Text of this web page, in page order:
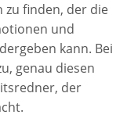
finden, der die
und
kann. Bei
genau diesen
der